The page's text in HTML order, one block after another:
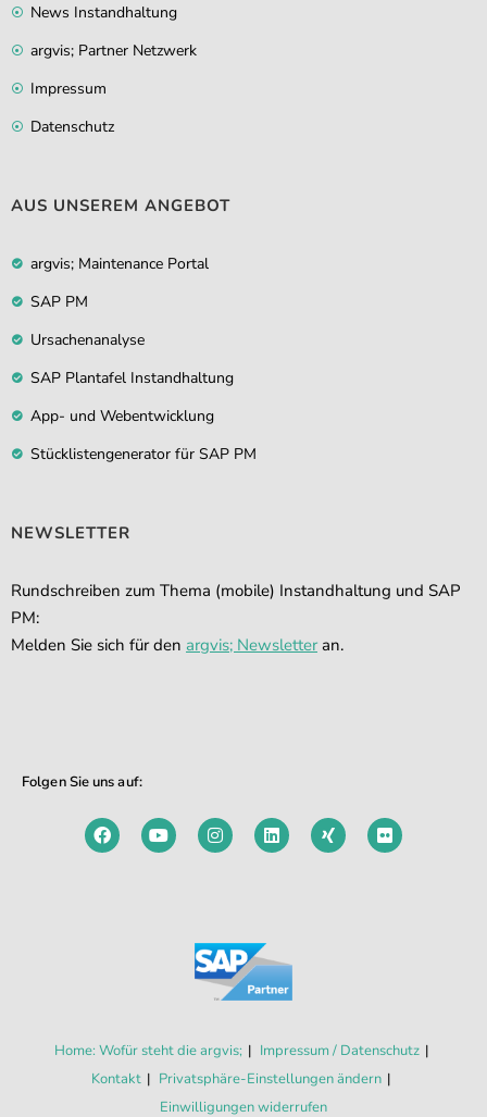
News Instandhaltung
argvis; Partner Netzwerk
Impressum
Datenschutz
AUS UNSEREM ANGEBOT
argvis; Maintenance Portal
SAP PM
Ursachenanalyse
SAP Plantafel Instandhaltung
App- und Webentwicklung
Stücklistengenerator für SAP PM
NEWSLETTER
Rundschreiben zum Thema (mobile) Instandhaltung und SAP
PM:
Melden Sie sich für den argvis; Newsletteran.
Folgen Sie uns auf:
Home: Wofür steht die argvis;
Impressum / Datenschutz
Kontakt
Privatsphäre-Einstellungen ändern
Einwilligungen widerrufen